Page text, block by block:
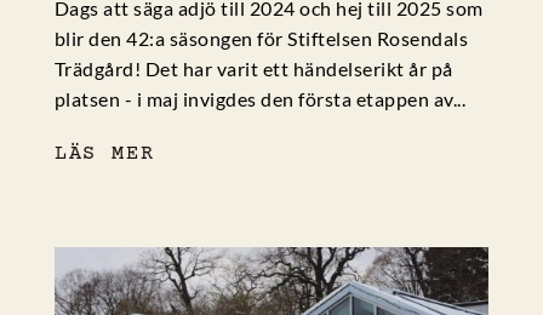
Dags att säga adjö till 2024 och hej till 2025 som
blir den 42:a säsongen för Stiftelsen Rosendals
Trädgård! Det har varit ett händelserikt år på
platsen - i maj invigdes den första etappen av...
LÄS MER